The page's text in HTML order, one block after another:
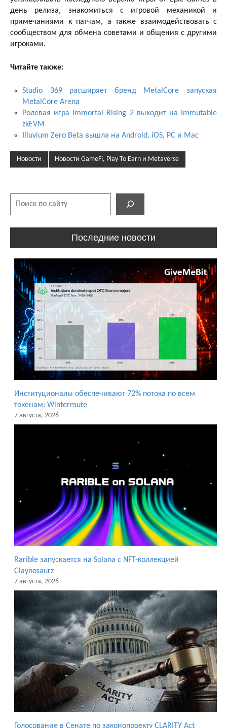
день релиза, знакомиться с игровой механикой и
примечаниями к патчам, а также взаимодействовать с
сообществом для обмена советами и общения с другими
игроками.
Читайте также:
Studio 369 расширяет бренд MetalCore запуская
MetalCore Arena
Ролевая игра Immortal Rising 2 выходит на Immutable
zkEVM
Illuvium Zero Beta вышла на Android, iOS, PC и Mac
Новости Новости GameFi, Play To Earn и Metaverse
Последние новости
Институционалы обеспечивают 72% потока по всем
токенам: Wintermute
7 августа, 2026
Rarible запускается на Solana с NFT-коллекцией
Claynosaurz
7 августа, 2026
Голосование в Сенате по законопроекту CLARITY Act